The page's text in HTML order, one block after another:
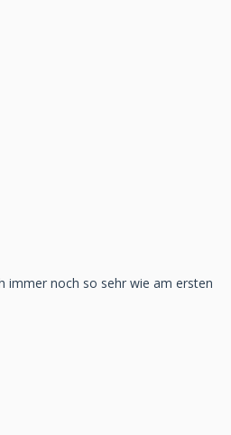
immer noch so sehr wie am ersten